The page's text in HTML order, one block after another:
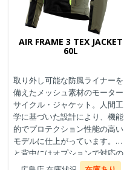
AIR FRAME 3 TEX JACKET
60L
取り外し可能な防風ライナーを
備えたメッシュ素材のモーター
サイクル・ジャケット。人間工
学に基づいた設計により、機能
的でプロテクション性能の高い
モデルに仕上がっています。胸
と背中にはオプションで対応の
プロテクターを装着することが